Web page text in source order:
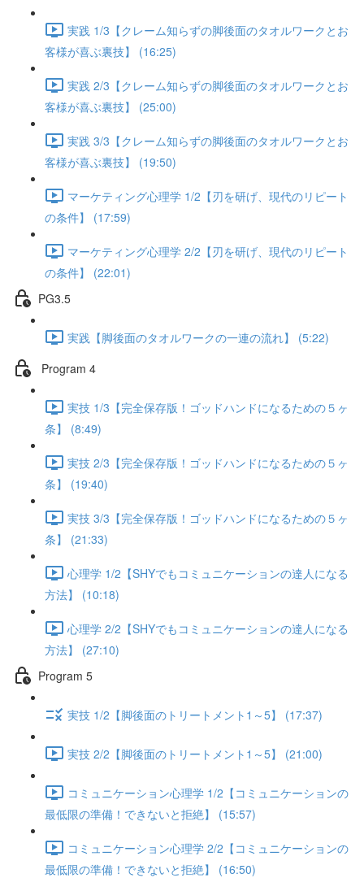
実践 1/3【クレーム知らずの脚後面のタオルワークとお
客様が喜ぶ裏技】 (16:25)
実践 2/3【クレーム知らずの脚後面のタオルワークとお
客様が喜ぶ裏技】 (25:00)
実践 3/3【クレーム知らずの脚後面のタオルワークとお
客様が喜ぶ裏技】 (19:50)
マーケティング心理学 1/2【刃を研げ、現代のリピート
の条件】 (17:59)
マーケティング心理学 2/2【刃を研げ、現代のリピート
の条件】 (22:01)
PG3.5
実践【脚後面のタオルワークの一連の流れ】 (5:22)
Program 4
実技 1/3【完全保存版！ゴッドハンドになるための５ヶ
条】 (8:49)
実技 2/3【完全保存版！ゴッドハンドになるための５ヶ
条】 (19:40)
実技 3/3【完全保存版！ゴッドハンドになるための５ヶ
条】 (21:33)
心理学 1/2【SHYでもコミュニケーションの達人になる
方法】 (10:18)
心理学 2/2【SHYでもコミュニケーションの達人になる
方法】 (27:10)
Program 5
実技 1/2【脚後面のトリートメント1～5】 (17:37)
実技 2/2【脚後面のトリートメント1～5】 (21:00)
コミュニケーション心理学 1/2【コミュニケーションの
最低限の準備！できないと拒絶】 (15:57)
コミュニケーション心理学 2/2【コミュニケーションの
最低限の準備！できないと拒絶】 (16:50)